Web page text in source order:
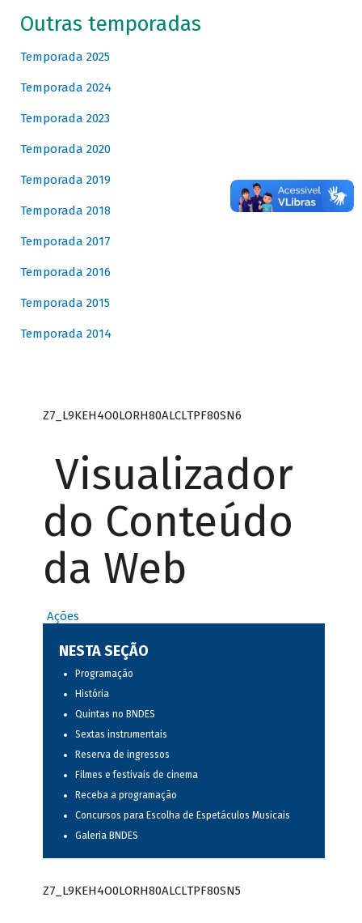
Outras temporadas
Temporada 2025
Temporada 2024
Temporada 2023
Temporada 2020
Temporada 2019
Temporada 2018
Temporada 2017
Temporada 2016
Temporada 2015
Temporada 2014
Z7_L9KEH4O0LORH80ALCLTPF80SN6
Visualizador
do Conteúdo
da Web
Ações
NESTA SEÇÃO
Programação
História
Quintas no BNDES
Sextas instrumentais
Reserva de ingressos
Filmes e festivais de cinema
Receba a programação
Concursos para Escolha de Espetáculos Musicais
Galeria BNDES
Z7_L9KEH4O0LORH80ALCLTPF80SN5